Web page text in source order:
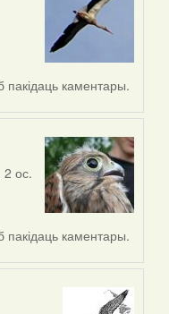
пакідаць каментары.
2 ос.
пакідаць каментары.